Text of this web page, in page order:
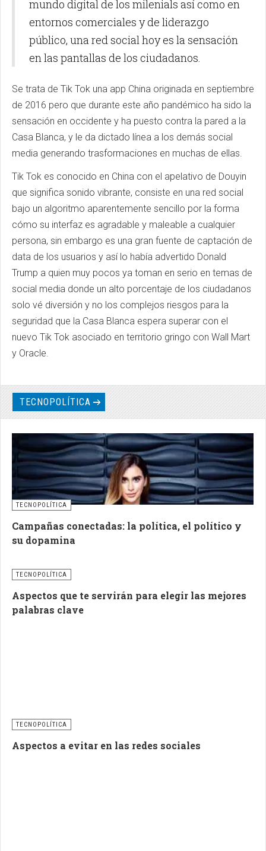
mundo digital de los milenials así como en
entornos comerciales y de liderazgo
público, una red social hoy es la sensación
en las pantallas de los ciudadanos.
Se trata de Tik Tok una app China originada en septiembre
de 2016 pero que durante este año pandémico ha sido la
sensación en occidente y ha puesto contra la pared a la
Casa Blanca, y le da dictado línea a los demás social
media generando trasformaciones en muchas de ellas.
Tik Tok es conocido en China con el apelativo de Douyin
que significa sonido vibrante, consiste en una red social
bajo un algoritmo aparentemente sencillo por la forma
cómo su interfaz es agradable y maleable a cualquier
persona, sin embargo es una gran fuente de captación de
data de los usuarios y así lo había advertido Donald
Trump a quien muy pocos ya toman en serio en temas de
social media donde un alto porcentaje de los ciudadanos
solo vé diversión y no los complejos riesgos para la
seguridad que la Casa Blanca espera superar con el
nuevo Tik Tok asociado en territorio gringo con Wall Mart
y Oracle.
TECNOPOLÍTICA
TECNOPOLÍTICA
Campañas conectadas: la política, el político y
su dopamina
TECNOPOLÍTICA
Aspectos que te servirán para elegir las mejores
palabras clave
TECNOPOLÍTICA
Aspectos a evitar en las redes sociales